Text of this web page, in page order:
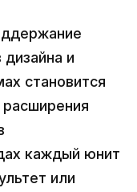
и
становится
каждый юнит
или